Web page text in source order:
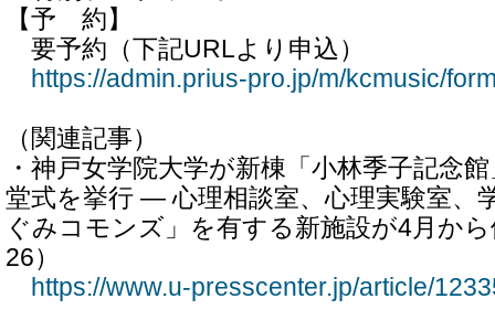
【予 約】
要予約（下記URLより申込）
https://admin.prius-pro.jp/m/kcmusic/
（関連記事）
・神戸女学院大学が新棟「小林季子記念
堂式を挙行 ― 心理相談室、心理実験室、
ぐみコモンズ」を有する新施設が4月か
26）
https://www.u-presscenter.jp/article/